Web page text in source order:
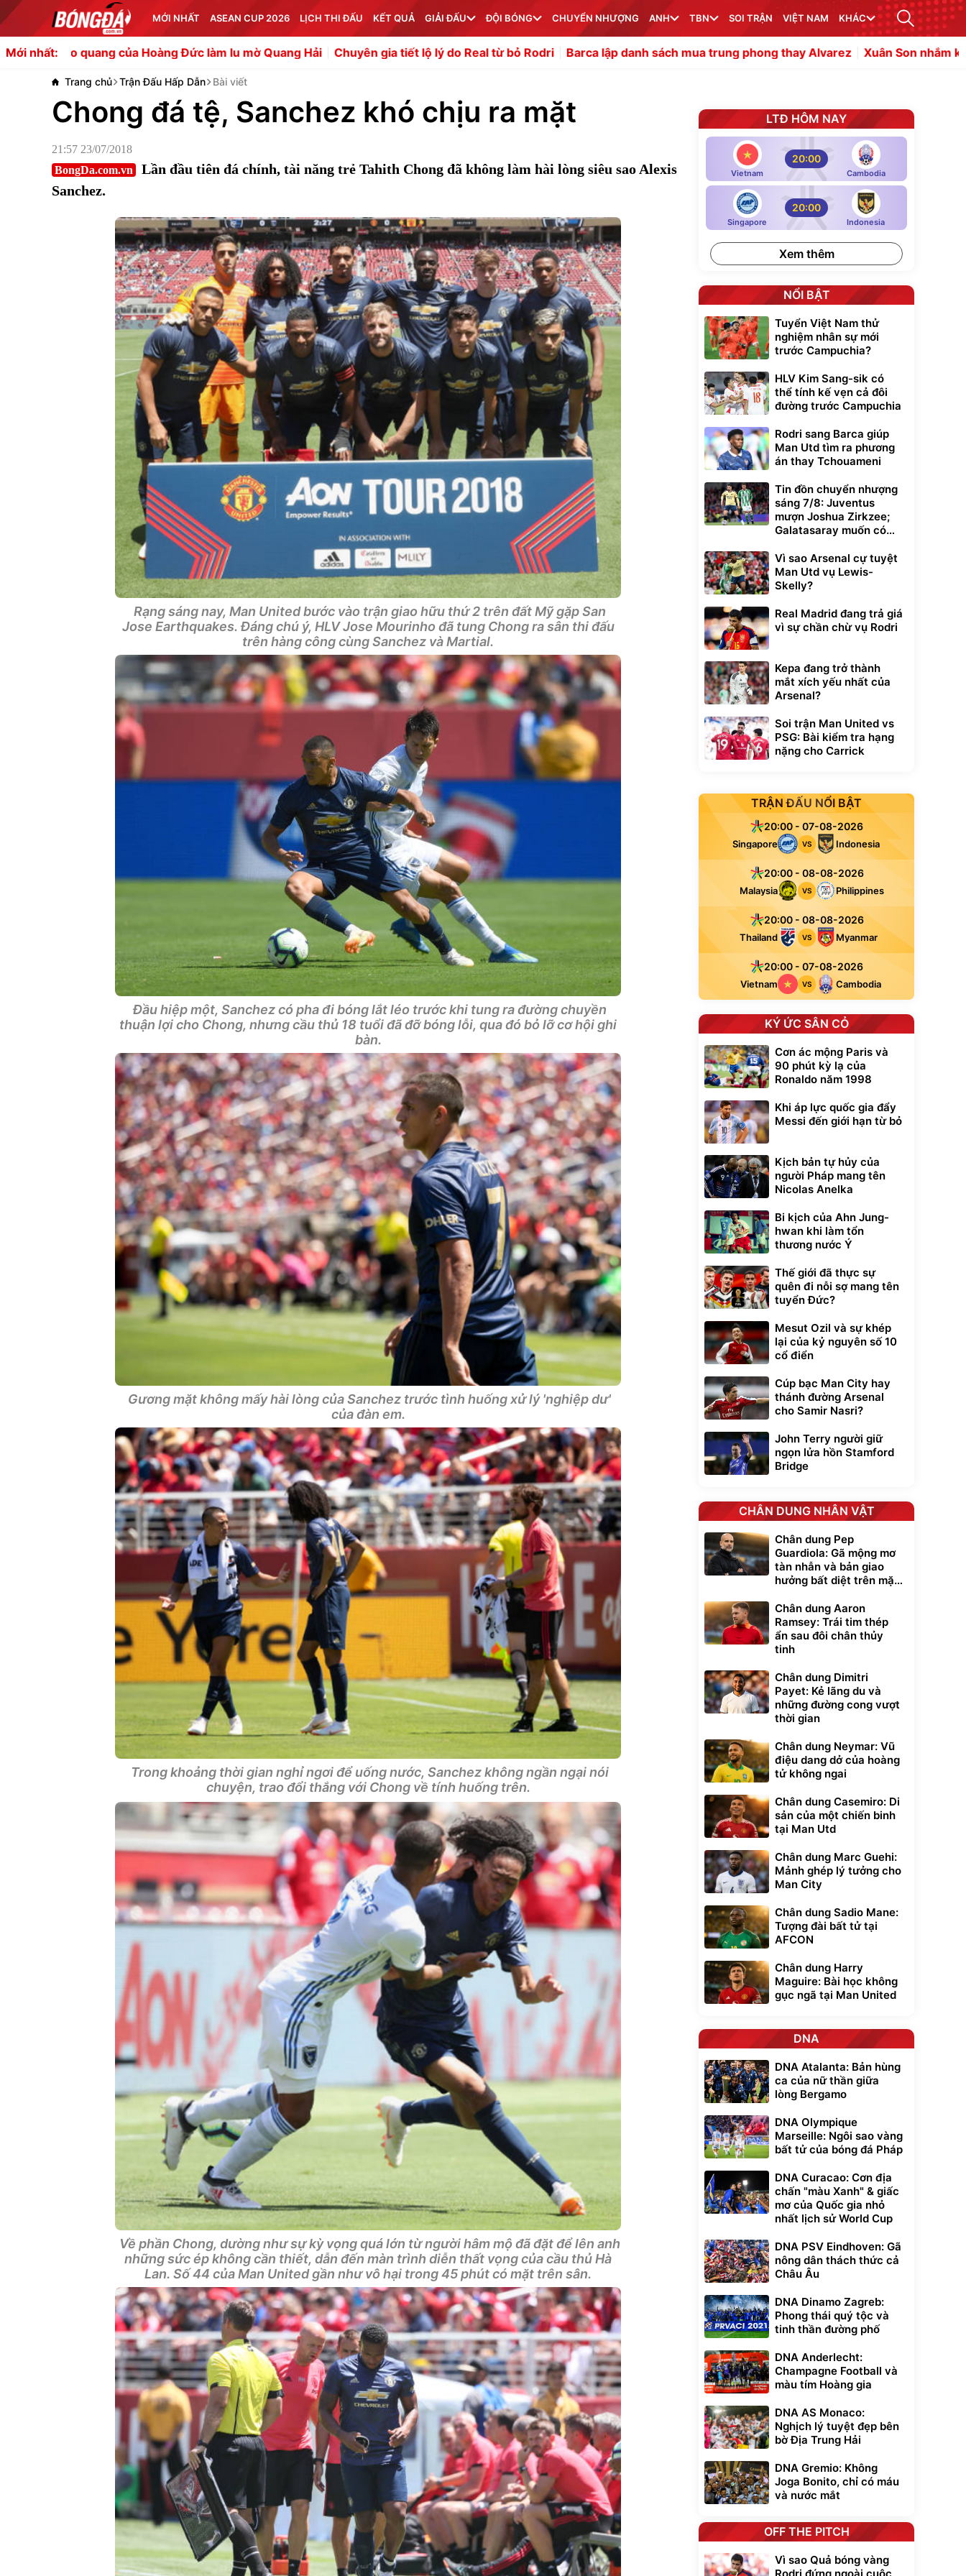
MỚI NHẤT ASEAN CUP 2026 LỊCH THI ĐẤU KẾT QUẢ GIẢI ĐẤU ĐỘI BÓNG CHUYỂN NHƯỢNG ANH TBN SOI TRẬN VIỆT NAM KHÁC
Mới nhất:
của Hoàng Đức làm lu mờ Quang Hải Chuyên gia tiết lộ lý do Real từ bỏ Rodri Barca lập danh sách mua trung phong thay Alvarez Xuân Son nhắm kỷ lục ghi bàn thứ 8
Trang chủ Trận Đấu Hấp Dẫn Bài viết
Chong đá tệ, Sanchez khó chịu ra mặt
21:57 23/07/2018
BongDa.com.vn
Lần đầu tiên đá chính, tài năng trẻ Tahith Chong đã không làm hài lòng siêu sao Alexis
Sanchez.
Rạng sáng nay, Man United bước vào trận giao hữu thứ 2 trên đất Mỹ gặp San
Jose Earthquakes. Đáng chú ý, HLV Jose Mourinho đã tung Chong ra sân thi đấu
trên hàng công cùng Sanchez và Martial.
Đầu hiệp một, Sanchez có pha đi bóng lắt léo trước khi tung ra đường chuyền
thuận lợi cho Chong, nhưng cầu thủ 18 tuổi đã đỡ bóng lỗi, qua đó bỏ lỡ cơ hội ghi
bàn.
Gương mặt không mấy hài lòng của Sanchez trước tình huống xử lý 'nghiệp dư'
của đàn em.
Trong khoảng thời gian nghỉ ngơi để uống nước, Sanchez không ngần ngại nói
chuyện, trao đổi thắng với Chong về tính huống trên.
Về phần Chong, dường như sự kỳ vọng quá lớn từ người hâm mộ đã đặt để lên anh
những sức ép không cần thiết, dẫn đến màn trình diễn thất vọng của cầu thủ Hà
Lan. Số 44 của Man United gần như vô hại trong 45 phút có mặt trên sân.
LTĐ HÔM NAY
Vietnam
20:00
Cambodia
Singapore
20:00
Indonesia
Xem thêm
NỔI BẬT
Tuyển Việt Nam thử
nghiệm nhân sự mới
trước Campuchia?
HLV Kim Sang-sik có
thể tính kế vẹn cả đôi
đường trước Campuchia
Rodri sang Barca giúp
Man Utd tìm ra phương
án thay Tchouameni
Tin đồn chuyển nhượng
sáng 7/8: Juventus
mượn Joshua Zirkzee;
Galatasaray muốn có
Vì sao Arsenal cự tuyệt
Man Utd vụ Lewis-
Skelly?
Real Madrid đang trả giá
vì sự chần chừ vụ Rodri
Kepa đang trở thành
mắt xích yếu nhất của
Arsenal?
Soi trận Man United vs
PSG: Bài kiểm tra hạng
nặng cho Carrick
TRẬN ĐẤU NỔI BẬT
20:00 - 07-08-2026
Singapore VS Indonesia
20:00 - 08-08-2026
Malaysia VS Philippines
20:00 - 08-08-2026
Thailand VS Myanmar
20:00 - 07-08-2026
Vietnam VS Cambodia
KÝ ỨC SÂN CỎ
Cơn ác mộng Paris và
90 phút kỳ lạ của
Ronaldo năm 1998
Khi áp lực quốc gia đẩy
Messi đến giới hạn từ bỏ
Kịch bản tự hủy của
người Pháp mang tên
Nicolas Anelka
Bi kịch của Ahn Jung-
hwan khi làm tổn
thương nước Ý
Thế giới đã thực sự
quên đi nỗi sợ mang tên
tuyển Đức?
Mesut Ozil và sự khép
lại của kỷ nguyên số 10
cổ điển
Cúp bạc Man City hay
thánh đường Arsenal
cho Samir Nasri?
John Terry người giữ
ngọn lửa hồn Stamford
Bridge
CHÂN DUNG NHÂN VẬT
Chân dung Pep
Guardiola: Gã mộng mơ
tàn nhẫn và bản giao
hưởng bất diệt trên mặt
Chân dung Aaron
Ramsey: Trái tim thép
ẩn sau đôi chân thủy
tinh
Chân dung Dimitri
Payet: Kẻ lãng du và
những đường cong vượt
thời gian
Chân dung Neymar: Vũ
điệu dang dở của hoàng
tử không ngai
Chân dung Casemiro: Di
sản của một chiến binh
tại Man Utd
Chân dung Marc Guehi:
Mảnh ghép lý tưởng cho
Man City
Chân dung Sadio Mane:
Tượng đài bất tử tại
AFCON
Chân dung Harry
Maguire: Bài học không
gục ngã tại Man United
DNA
DNA Atalanta: Bản hùng
ca của nữ thần giữa
lòng Bergamo
DNA Olympique
Marseille: Ngôi sao vàng
bất tử của bóng đá Pháp
DNA Curacao: Cơn địa
chấn "màu Xanh" & giấc
mơ của Quốc gia nhỏ
nhất lịch sử World Cup
DNA PSV Eindhoven: Gã
nông dân thách thức cả
Châu Âu
DNA Dinamo Zagreb:
Phong thái quý tộc và
tinh thần đường phố
DNA Anderlecht:
Champagne Football và
màu tím Hoàng gia
DNA AS Monaco:
Nghịch lý tuyệt đẹp bên
bờ Địa Trung Hải
DNA Gremio: Không
Joga Bonito, chỉ có máu
và nước mắt
OFF THE PITCH
Vì sao Quả bóng vàng